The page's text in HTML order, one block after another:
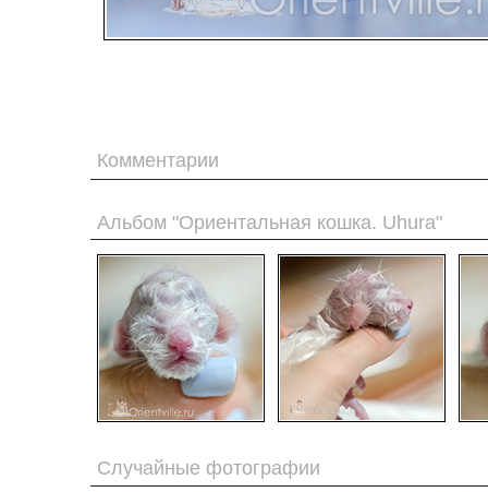
Комментарии
Альбом "Ориентальная кошка. Uhura"
Случайные фотографии